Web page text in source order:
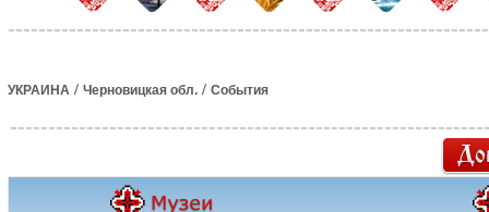
УКРАИНА / Черновицкая обл. / События